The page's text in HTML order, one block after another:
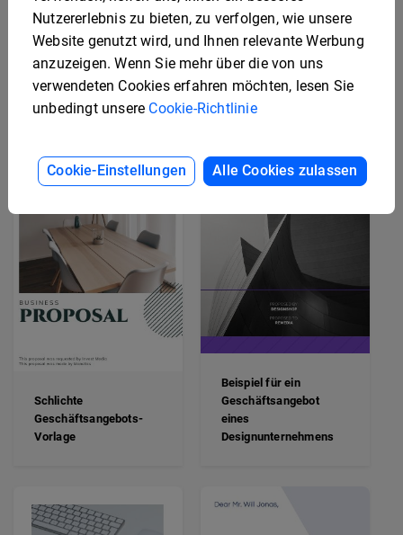
Elegante Vorlage für
einen
Geschäftsvorschlag
Vorlage für
Geschäftsangebote
zum PDF-Download
Beispiel für ein
Geschäftsangebot
eines
Designunternehmens
Schlichte
Geschäftsangebots-
Vorlage
Nutzererlebnis zu bieten, zu verfolgen, wie unsere
Website genutzt wird, und Ihnen relevante Werbung
anzuzeigen. Wenn Sie mehr über die von uns
verwendeten Cookies erfahren möchten, lesen Sie
unbedingt unsere Cookie-Richtlinie
Cookie-Einstellungen Alle Cookies zulassen